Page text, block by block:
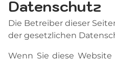
Datenschutz
Die Betreiber dieser
der gesetzlichen
Wenn Sie diese